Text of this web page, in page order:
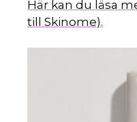
Här kan du läsa
till Skinome).